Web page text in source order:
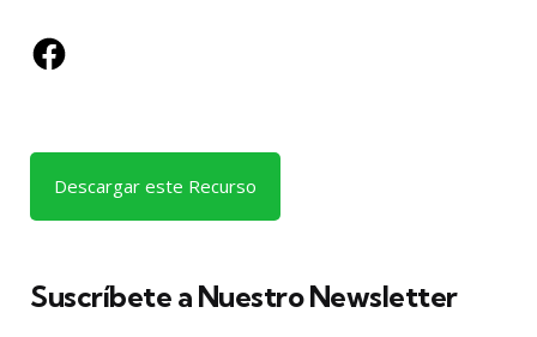
Facebook
Descargar este Recurso
Suscríbete a Nuestro Newsletter